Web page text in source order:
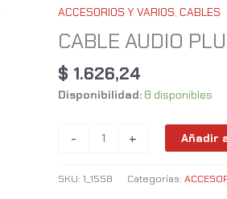
ACCESORIOS Y VARIOS, CABLES
CABLE AUDIO
$ 1.626,24
Disponibilidad: 8 disponibles
-
3.5
3.5
1.5M
+ Añadir
SKU: 1_1558 Categorías: